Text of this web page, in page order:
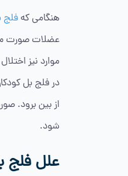
هنگامی کهفلج
عضلات صورت
موارد نیز
در فلج بل
از بین برود.
شود.
علل فلج